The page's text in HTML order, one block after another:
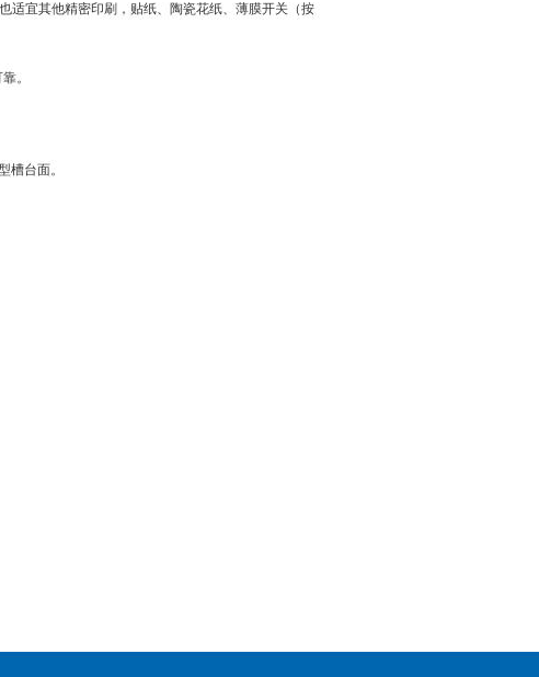
适宜其他精密印刷，贴纸、陶瓷花纸、薄膜开关（按
。
槽台面。